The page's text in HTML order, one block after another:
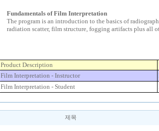
Fundamentals of Film Interpretation
The program is an introduction to the basics of
radiation scatter, film structure, fogging artifacts plus all
Product Description
Film Interpretation - Instructor
Film Interpretation - Student
제목